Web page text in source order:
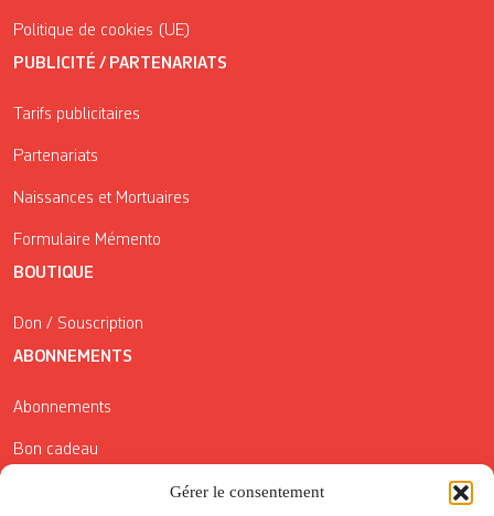
Gérer le consentement
Politique de cookies (UE)
PUBLICITÉ / PARTENARIATS
Tarifs publicitaires
Partenariats
Naissances et Mortuaires
Formulaire Mémento
BOUTIQUE
Don / Souscription
ABONNEMENTS
Abonnements
Bon cadeau
Conditions générales de vente